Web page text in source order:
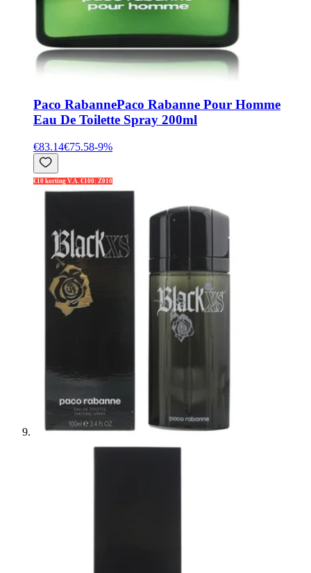
Paco RabannePaco Rabanne Pour Homme
Eau De Toilette Spray 200ml
€83.14€75.58-9%
€10 korting V.A. €100: Z010